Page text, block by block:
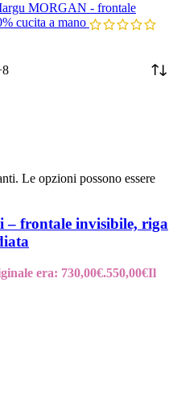
MORGAN - frontale
cucita a mano
Le opzioni possono essere
– frontale invisibile, riga
era: 730,00€.550,00€Il